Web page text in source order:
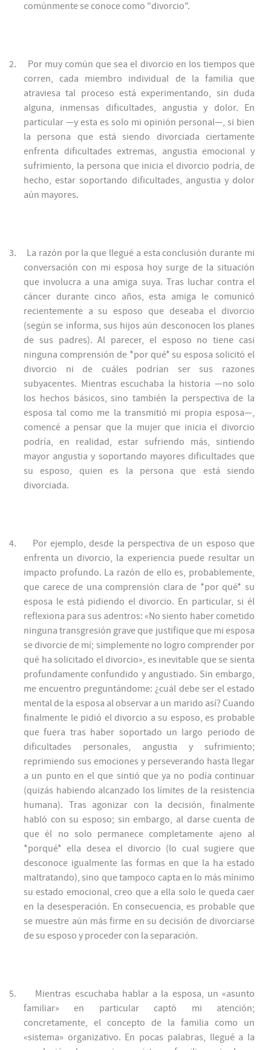
comúnmente se conoce como "divorcio".
2.
Por muy común que sea el divorcio en los tiempos que
corren, cada miembro individual de la familia que
atraviesa tal proceso está experimentando, sin duda
alguna, inmensas dificultades, angustia y dolor. En
particular —y esta es solo mi opinión personal—, si bien
la persona que está siendo divorciada ciertamente
enfrenta dificultades extremas, angustia emocional y
sufrimiento, la persona que inicia el divorcio podría, de
hecho, estar soportando dificultades, angustia y dolor
aún mayores.
3.
La razón por la que llegué a esta conclusión durante mi
conversación con mi esposa hoy surge de la situación
que involucra a una amiga suya. Tras luchar contra el
cáncer durante cinco años, esta amiga le comunicó
recientemente a su esposo que deseaba el divorcio
(según se informa, sus hijos aún desconocen los planes
de sus padres). Al parecer, el esposo no tiene casi
ninguna comprensión de *por qué* su esposa solicitó el
divorcio ni de cuáles podrían ser sus razones
subyacentes. Mientras escuchaba la historia —no solo
los hechos básicos, sino también la perspectiva de la
esposa tal como me la transmitió mi propia esposa—,
comencé a pensar que la mujer que inicia el divorcio
podría, en realidad, estar sufriendo más, sintiendo
mayor angustia y soportando mayores dificultades que
su esposo, quien es la persona que está siendo
divorciada.
4.
Por ejemplo, desde la perspectiva de un esposo que
enfrenta un divorcio, la experiencia puede resultar un
impacto profundo. La razón de ello es, probablemente,
que carece de una comprensión clara de *por qué* su
esposa le está pidiendo el divorcio. En particular, si él
reflexiona para sus adentros: «No siento haber cometido
ninguna transgresión grave que justifique que mi esposa
se divorcie de mí; simplemente no logro comprender por
qué ha solicitado el divorcio», es inevitable que se sienta
profundamente confundido y angustiado. Sin embargo,
me encuentro preguntándome: ¿cuál debe ser el estado
mental de la esposa al observar a un marido así? Cuando
finalmente le pidió el divorcio a su esposo, es probable
que fuera tras haber soportado un largo periodo de
dificultades personales, angustia y sufrimiento;
reprimiendo sus emociones y perseverando hasta llegar
a un punto en el que sintió que ya no podía continuar
(quizás habiendo alcanzado los límites de la resistencia
humana). Tras agonizar con la decisión, finalmente
habló con su esposo; sin embargo, al darse cuenta de
que él no solo permanece completamente ajeno al
*porqué* ella desea el divorcio (lo cual sugiere que
desconoce igualmente las formas en que la ha estado
maltratando), sino que tampoco capta en lo más mínimo
su estado emocional, creo que a ella solo le queda caer
en la desesperación. En consecuencia, es probable que
se muestre aún más firme en su decisión de divorciarse
de su esposo y proceder con la separación.
5.
Mientras escuchaba hablar a la esposa, un «asunto
familiar» en particular captó mi atención;
concretamente, el concepto de la familia como un
«sistema» organizativo. En pocas palabras, llegué a la